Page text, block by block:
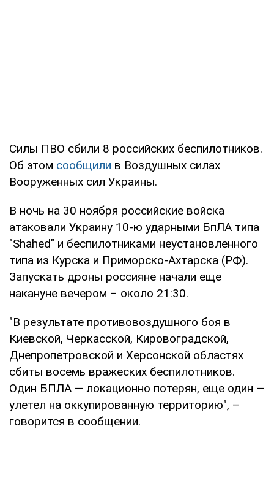
Силы ПВО сбили 8 российских беспилотников.
Об этом сообщили в Воздушных силах
Вооруженных сил Украины.
В ночь на 30 ноября российские войска
атаковали Украину 10-ю ударными БпЛА типа
"Shahed" и беспилотниками неустановленного
типа из Курска и Приморско-Ахтарска (РФ).
Запускать дроны россияне начали еще
накануне вечером – около 21:30.
"В результате противовоздушного боя в
Киевской, Черкасской, Кировоградской,
Днепропетровской и Херсонской областях
сбиты восемь вражеских беспилотников.
Один БПЛА — локационно потерян, еще один —
улетел на оккупированную территорию", –
говорится в сообщении.